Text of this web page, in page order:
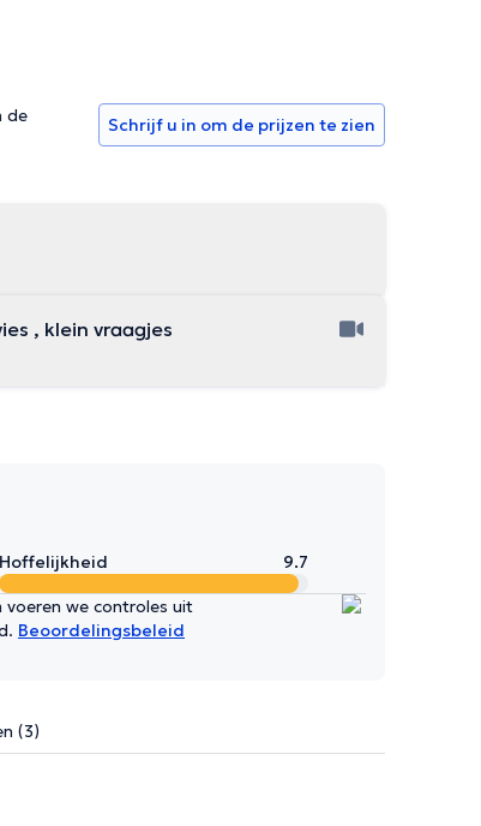
de
Schrijf u in om de prijzen te zien
, klein vraagjes
Hoffelijkheid 9.7
we controles uit
Beoordelingsbeleid
(3)